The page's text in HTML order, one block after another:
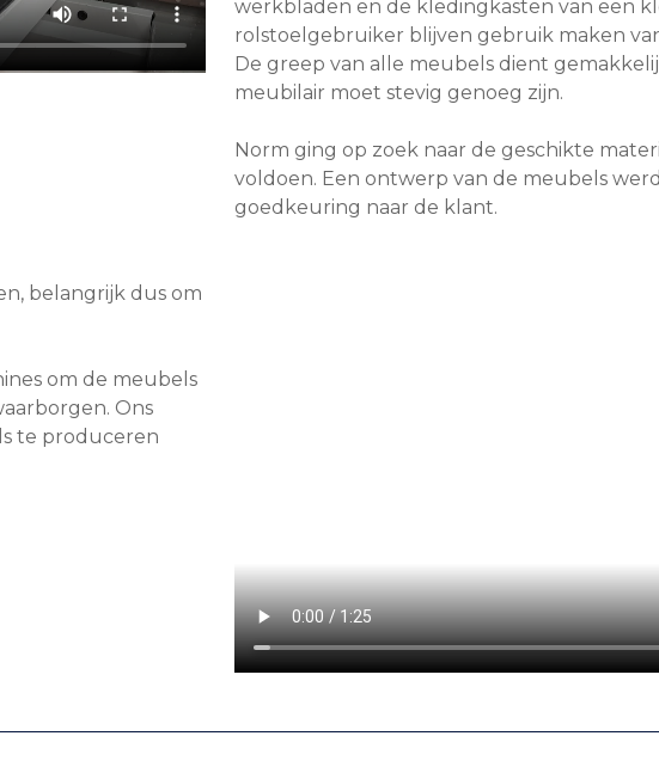
werkbladen en de kledingkasten van een
rolstoelgebruiker blijven gebruik maken
De greep van alle meubels dient
meubilair moet stevig genoeg zijn.
Norm ging op zoek naar de geschikte
voldoen. Een ontwerp van de meubels
goedkeuring naar de klant.
belangrijk dus om
om de meubels
Ons
te produceren